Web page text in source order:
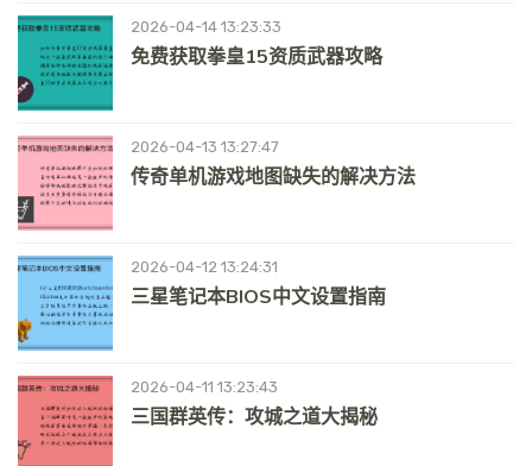
2026-04-14 13:23:33
免费获取拳皇15资质武器攻略
2026-04-13 13:27:47
传奇单机游戏地图缺失的解决方法
2026-04-12 13:24:31
三星笔记本BIOS中文设置指南
2026-04-11 13:23:43
三国群英传：攻城之道大揭秘